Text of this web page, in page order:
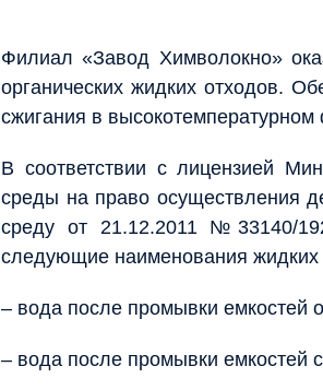
Филиал «Завод Химволокно»
органических жидких отходов.
сжигания в высокотемпературном
В соответствии с лицензией
среды на право осуществления
среду от 21.12.2011 №33140/
следующие наименования жидких
– вода после промывки емкостей
– вода после промывки емкостей